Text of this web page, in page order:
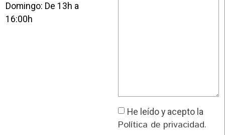
He leído y acepto la
Política de privacidad.
Domingo: De 13h a
16:00h